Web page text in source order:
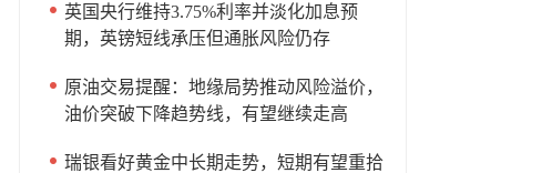
英国央行维持3.75%利率并淡化加息预
期，英镑短线承压但通胀风险仍存
原油交易提醒：地缘局势推动风险溢价，
油价突破下降趋势线，有望继续走高
瑞银看好黄金中长期走势，短期有望重拾